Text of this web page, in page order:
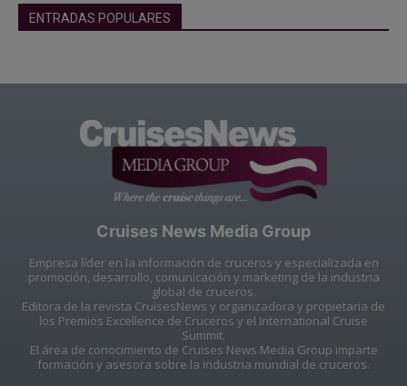
ENTRADAS POPULARES
Cruises News Media Group
Empresa líder en la información de cruceros y especializada en
promoción, desarrollo, comunicación y marketing de la industria
global de cruceros.
Editora de la revista CruisesNews y organizadora y propietaria de
los Premios Excellence de Cruceros y el International Cruise
Summit.
El área de conocimiento de Cruises News Media Group imparte
formación y asesora sobre la industria mundial de cruceros.